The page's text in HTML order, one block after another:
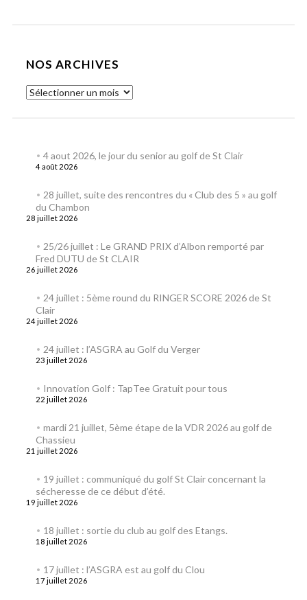
NOS ARCHIVES
4 aout 2026, le jour du senior au golf de St Clair
4 août 2026
28 juillet, suite des rencontres du « Club des 5 » au golf
du Chambon
28 juillet 2026
25/26 juillet : Le GRAND PRIX d’Albon remporté par
Fred DUTU de St CLAIR
26 juillet 2026
24 juillet : 5ème round du RINGER SCORE 2026 de St
Clair
24 juillet 2026
24 juillet : l’ASGRA au Golf du Verger
23 juillet 2026
Innovation Golf : TapTee Gratuit pour tous
22 juillet 2026
mardi 21 juillet, 5ème étape de la VDR 2026 au golf de
Chassieu
21 juillet 2026
19 juillet : communiqué du golf St Clair concernant la
sécheresse de ce début d’été.
19 juillet 2026
18 juillet : sortie du club au golf des Etangs.
18 juillet 2026
17 juillet : l’ASGRA est au golf du Clou
17 juillet 2026